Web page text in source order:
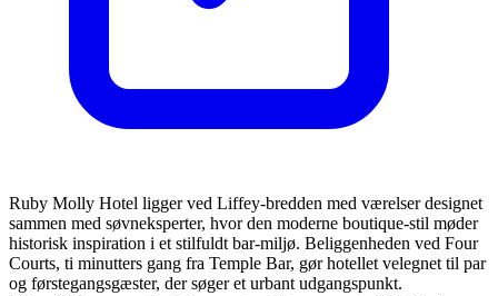
Ruby Molly Hotel ligger ved Liffey-bredden med værelser designet
sammen med søvneksperter, hvor den moderne boutique-stil møder
historisk inspiration i et stilfuldt bar-miljø. Beliggenheden ved Four
Courts, ti minutters gang fra Temple Bar, gør hotellet velegnet til par
og førstegangsgæster, der søger et urbant udgangspunkt.